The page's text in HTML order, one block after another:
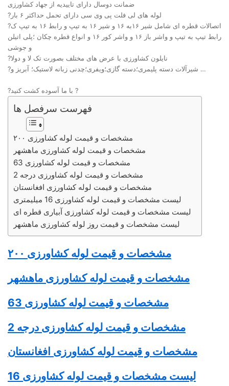
ضمانت دوسال دارای تاییدیه از جهاد کشاورزی
?لوله های لی فلت پی وی سی دارای تحمل حداکثر ۶ بار
?اتصالات قطره ای شامل شیر ۱۶به ۱۶ و شیر ۱۶ به تیپ و رابط ۱۶ به تیپ ک
رابط تیپ به تیپ و واشر باز ۱۶ و واشر کور ۱۶ و انواع قطره چکان ؛پلی اتیلن
و جوشی
?نایلون کشاورزی با عرض های مختلف بصورت تک لا و دولا
?شیرآلات دسته پلیمری؛دسته گازی؛ویفری؛چدنی زبانه لاستیک؛ آبریز و …
?با ما آسوده کشت کنید ?
فهرست سرفصل ها
مشخصات و قیمت لوله کشاورزی ۲۰۰
مشخصات و قیمت لوله کشاورزی ماهشهر
مشخصات و قیمت لوله کشاورزی 63
مشخصات و قیمت لوله کشاورزی درجه 2
مشخصات و قیمت لوله کشاورزی افغانستان
لیست مشخصات و قیمت لوله کشاورزی 16 میلیمتری
لیست مشخصات و قیمت لوله کشاورزی آبیاری قطره ای
لیست مشخصات و قیمت روز لوله کشاورزی ماهشهر
مشخصات و قیمت لوله کشاورزی ۲۰۰
مشخصات و قیمت لوله کشاورزی ماهشهر
مشخصات و قیمت لوله کشاورزی 63
مشخصات و قیمت لوله کشاورزی درجه 2
مشخصات و قیمت لوله کشاورزی افغانستان
لیست مشخصات و قیمت لوله کشاورزی 16